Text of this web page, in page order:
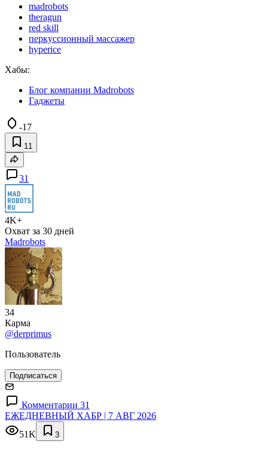
madrobots
theragun
red skill
перкуссионный массажер
hyperice
Хабы:
Блог компании Madrobots
Гаджеты
-17
11
31
4K+
Охват за 30 дней
Madrobots
34
Карма
@derprimus
Пользователь
Подписаться
Комментарии 31
ЕЖЕДНЕВНЫЙ ХАБР | 7 АВГ 2026
51K
3